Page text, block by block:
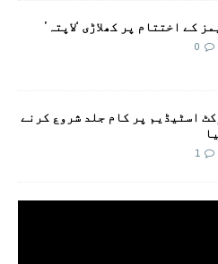
کے اختتام پر کھلاڑی ‘لاپتہ’
0
اسٹیڈیم پر کام جلد شروع کرنے
1